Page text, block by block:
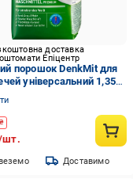
доставка
Епіцентр
порошок DenkMit для
універсальний 1,35
(EPI-15102025-709)
₴
шт.
Доставимо